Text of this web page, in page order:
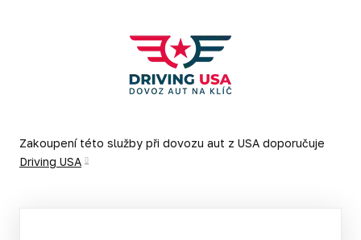
Zakoupení této služby při dovozu aut z USA doporučuje
Driving USA